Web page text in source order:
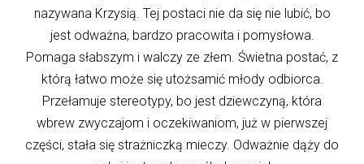
nazywana Krzysią. Tej postaci nie da się nie lubić, bo
jest odważna, bardzo pracowita i pomysłowa.
Pomaga słabszym i walczy ze złem. Świetna postać, z
którą łatwo może się utożsamić młody odbiorca.
Przełamuje stereotypy, bo jest dziewczyną, która
wbrew zwyczajom i oczekiwaniom, już w pierwszej
części, stała się strażniczką mieczy. Odważnie dąży do